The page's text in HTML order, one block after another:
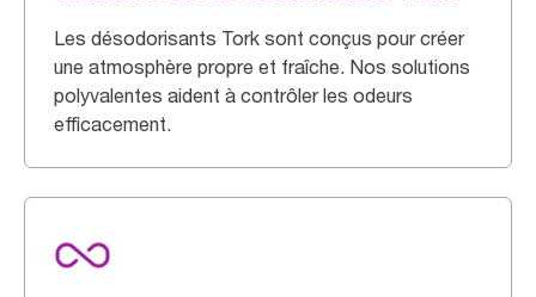
Les désodorisants Tork sont conçus pour créer
une atmosphère propre et fraîche. Nos solutions
polyvalentes aident à contrôler les odeurs
efficacement.